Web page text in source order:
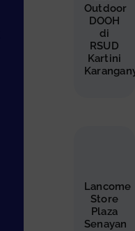
Outdoor
DOOH
di
RSUD
Kartini
Lancome
Store
Plaza
Senayan